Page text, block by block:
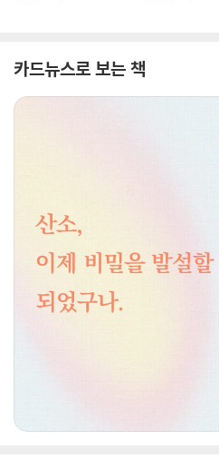
카드뉴스로 보는 책